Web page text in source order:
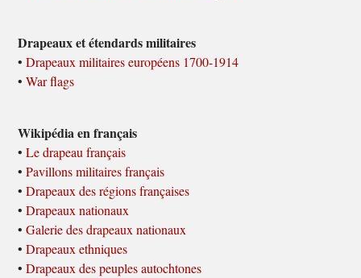
Drapeaux et étendards militaires
•Drapeaux militaires européens 1700-1914
•War flags
Wikipédia en français
•Le drapeau français
•Pavillons militaires français
•Drapeaux des régions françaises
•Drapeaux nationaux
•Galerie des drapeaux nationaux
•Drapeaux ethniques
•Drapeaux des peuples autochtones